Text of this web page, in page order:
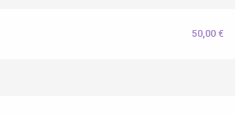
50,00 €